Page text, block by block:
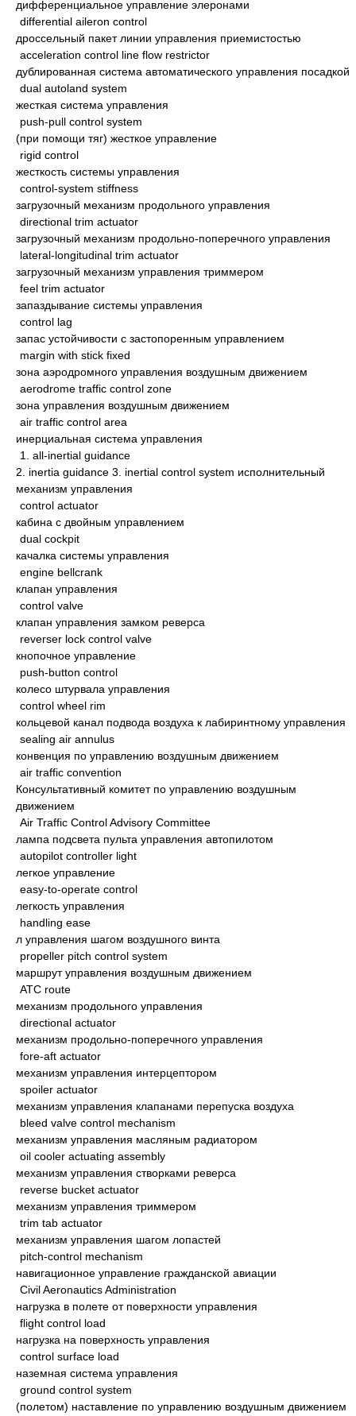
дифференциальное управление элеронами
differential aileron control
дроссельный пакет линии управления приемистостью
acceleration control line flow restrictor
дублированная система автоматического управления посадкой
dual autoland system
жесткая система управления
push-pull control system
(при помощи тяг) жесткое управление
rigid control
жесткость системы управления
control-system stiffness
загрузочный механизм продольного управления
directional trim actuator
загрузочный механизм продольно-поперечного управления
lateral-longitudinal trim actuator
загрузочный механизм управления триммером
feel trim actuator
запаздывание системы управления
control lag
запас устойчивости с застопоренным управлением
margin with stick fixed
зона аэродромного управления воздушным движением
aerodrome traffic control zone
зона управления воздушным движением
air traffic control area
инерциальная система управления
1. all-inertial guidance
2. inertia guidance 3. inertial control system исполнительный
механизм управления
control actuator
кабина с двойным управлением
dual cockpit
качалка системы управления
engine bellcrank
клапан управления
control valve
клапан управления замком реверса
reverser lock control valve
кнопочное управление
push-button control
колесо штурвала управления
control wheel rim
кольцевой канал подвода воздуха к лабиринтному управления
sealing air annulus
конвенция по управлению воздушным движением
air traffic convention
Консультативный комитет по управлению воздушным
движением
Air Traffic Control Advisory Committee
лампа подсвета пульта управления автопилотом
autopilot controller light
легкое управление
easy-to-operate control
легкость управления
handling ease
л управления шагом воздушного винта
propeller pitch control system
маршрут управления воздушным движением
ATC route
механизм продольного управления
directional actuator
механизм продольно-поперечного управления
fore-aft actuator
механизм управления интерцептором
spoiler actuator
механизм управления клапанами перепуска воздуха
bleed valve control mechanism
механизм управления масляным радиатором
oil cooler actuating assembly
механизм управления створками реверса
reverse bucket actuator
механизм управления триммером
trim tab actuator
механизм управления шагом лопастей
pitch-control mechanism
навигационное управление гражданской авиации
Civil Aeronautics Administration
нагрузка в полете от поверхности управления
flight control load
нагрузка на поверхность управления
control surface load
наземная система управления
ground control system
(полетом) наставление по управлению воздушным движением